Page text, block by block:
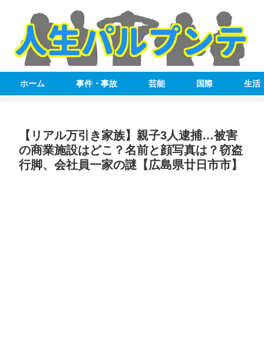
ホーム 事件・事故 芸能 国際 生活
【リアル万引き家族】親子3人逮捕…被害
の商業施設はどこ？名前と顔写真は？窃盗
行脚、会社員一家の謎【広島県廿日市市】